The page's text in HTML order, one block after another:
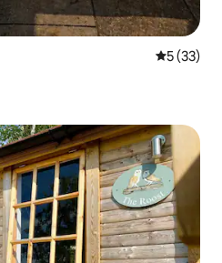
คะแนนเฉลี่
5 (33)